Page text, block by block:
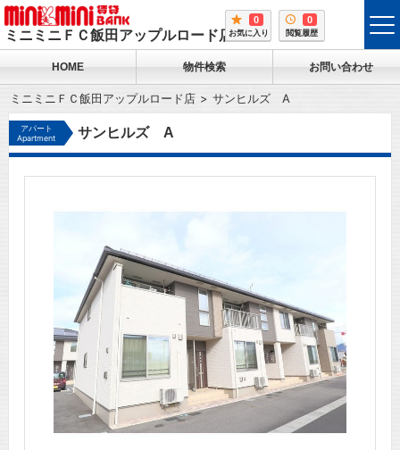
ミニミニＦＣ飯田アップルロード店
0
お気に入り
0
閲覧履歴
HOME 物件検索 お問い合わせ
ミニミニＦＣ飯田アップルロード店 サンヒルズ A
アパート
Apartment
サンヒルズ A